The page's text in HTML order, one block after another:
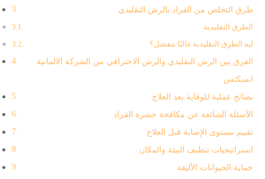
طرق التخلص من القراد بالرش التقليدي
الطرق التقليدية
ليه الطرق التقليدية غالبًا بتفشل؟
الفرق بين الرش التقليدي والرش الاحترافي من الشركة الالمانية
انسكتس
نصائح عملية للوقاية بعد العلاج
الأسئلة الشائعة عن مكافحة حشرة القراد
تقييم مستوى الإصابة قبل العلاج
استراتيجيات تنظيف البيئة والمكان
حماية الحيوانات الأليفة